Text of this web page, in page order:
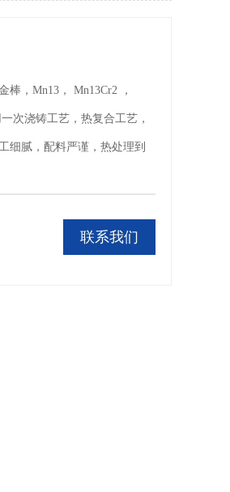
，Mn13， Mn13Cr2 ，
次浇铸工艺，热复合工艺，
细腻，配料严谨，热处理到
联系我们